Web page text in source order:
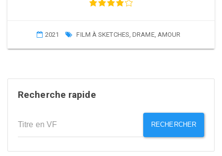
2021 FILM À SKETCHES,DRAME, AMOUR
Recherche rapide
RECHERCHER